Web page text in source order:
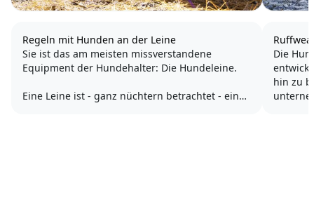
Regeln mit Hunden an der Leine
Sie ist das am meisten missverstandene
Equipment der Hundehalter: Die Hundeleine.
Eine Leine ist - ganz nüchtern betrachtet - ein
Die
hin zu